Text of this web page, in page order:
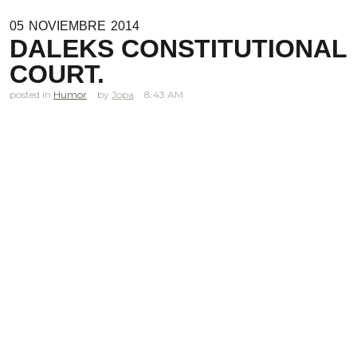
05 NOVIEMBRE 2014
DALEKS CONSTITUTIONAL
COURT.
posted in Humor Jopa 8.43 AM